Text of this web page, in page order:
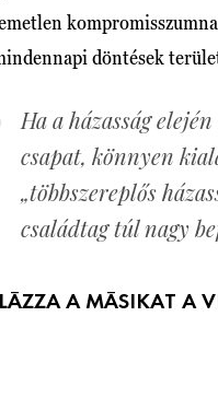
döntések
Ha a házasság
csapat, könnyen
„többszereplős
családtag túl nagy
A MÁSIKAT A